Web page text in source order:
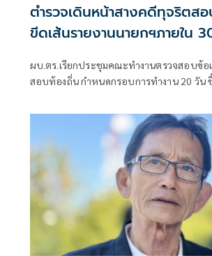
ตำรวจเดินหน้าสางคดีทุจริตส
ขีดเส้นรายงานนายกฯภายใน
ผบ.ตร.เรียกประชุมคณะทำงานตรวจสอบข้อ
สอบท้องถิ่น กำหนดกรอบการทำงาน 20 วัน